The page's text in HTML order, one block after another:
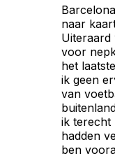
naar
Uiteraard
voor
het
ik geen
van
ik terecht
hadden
ben